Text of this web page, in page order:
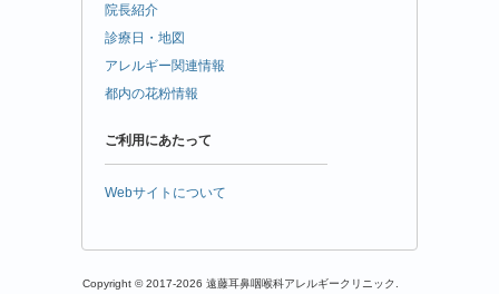
院長紹介
診療日・地図
アレルギー関連情報
都内の花粉情報
ご利用にあたって
Webサイトについて
Copyright © 2017-2026 遠藤耳鼻咽喉科アレルギークリニック.